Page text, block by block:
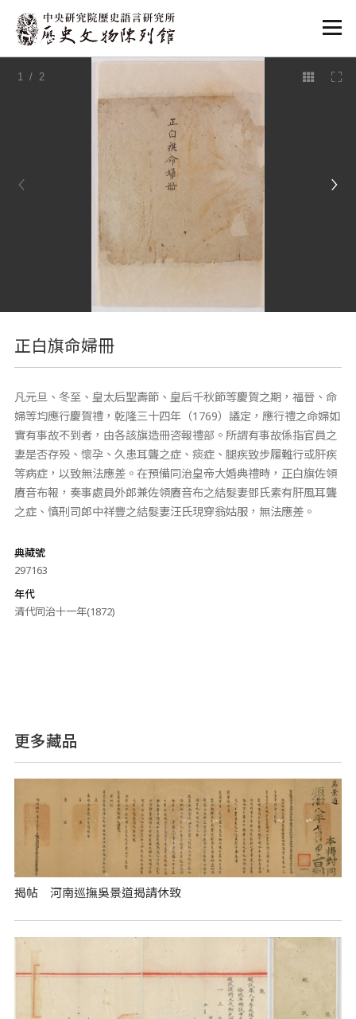
:::
1 / 2
正白旗命婦冊
凡元旦、冬至、皇太后聖壽節、皇后千秋節等慶賀之期，福晉、命
婦等均應行慶賀禮，乾隆三十四年（1769）議定，應行禮之命婦如
實有事故不到者，由各該旗造冊咨報禮部。所謂有事故係指官員之
妻是否存殁、懷孕、久患耳聾之症、痰症、腿疾致步履難行或肝疾
等病症，以致無法應差。在預備同治皇帝大婚典禮時，正白旗佐領
賡音布報，奏事處員外郎兼佐領賡音布之結髮妻鄧氏素有肝風耳聾
之症、慎刑司郎中祥豐之結髮妻汪氏現穿翁姑服，無法應差。
典藏號
297163
年代
清代同治十一年(1872)
更多藏品
揭帖 河南巡撫吳景道揭請休致